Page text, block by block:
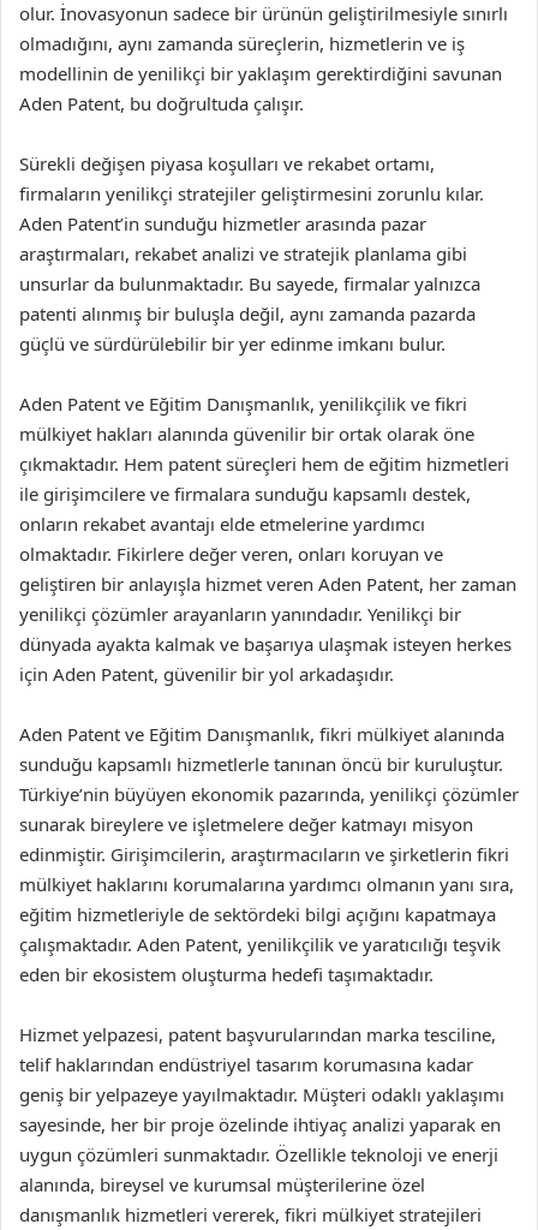
olur. İnovasyonun sadece bir ürünün geliştirilmesiyle sınırlı
olmadığını, aynı zamanda süreçlerin, hizmetlerin ve iş
modellinin de yenilikçi bir yaklaşım gerektirdiğini savunan
Aden Patent, bu doğrultuda çalışır.
Sürekli değişen piyasa koşulları ve rekabet ortamı,
firmaların yenilikçi stratejiler geliştirmesini zorunlu kılar.
Aden Patent’in sunduğu hizmetler arasında pazar
araştırmaları, rekabet analizi ve stratejik planlama gibi
unsurlar da bulunmaktadır. Bu sayede, firmalar yalnızca
patenti alınmış bir buluşla değil, aynı zamanda pazarda
güçlü ve sürdürülebilir bir yer edinme imkanı bulur.
Aden Patent ve Eğitim Danışmanlık, yenilikçilik ve fikri
mülkiyet hakları alanında güvenilir bir ortak olarak öne
çıkmaktadır. Hem patent süreçleri hem de eğitim hizmetleri
ile girişimcilere ve firmalara sunduğu kapsamlı destek,
onların rekabet avantajı elde etmelerine yardımcı
olmaktadır. Fikirlere değer veren, onları koruyan ve
geliştiren bir anlayışla hizmet veren Aden Patent, her zaman
yenilikçi çözümler arayanların yanındadır. Yenilikçi bir
dünyada ayakta kalmak ve başarıya ulaşmak isteyen herkes
için Aden Patent, güvenilir bir yol arkadaşıdır.
Aden Patent ve Eğitim Danışmanlık, fikri mülkiyet alanında
sunduğu kapsamlı hizmetlerle tanınan öncü bir kuruluştur.
Türkiye’nin büyüyen ekonomik pazarında, yenilikçi çözümler
sunarak bireylere ve işletmelere değer katmayı misyon
edinmiştir. Girişimcilerin, araştırmacıların ve şirketlerin fikri
mülkiyet haklarını korumalarına yardımcı olmanın yanı sıra,
eğitim hizmetleriyle de sektördeki bilgi açığını kapatmaya
çalışmaktadır. Aden Patent, yenilikçilik ve yaratıcılığı teşvik
eden bir ekosistem oluşturma hedefi taşımaktadır.
Hizmet yelpazesi, patent başvurularından marka tesciline,
telif haklarından endüstriyel tasarım korumasına kadar
geniş bir yelpazeye yayılmaktadır. Müşteri odaklı yaklaşımı
sayesinde, her bir proje özelinde ihtiyaç analizi yaparak en
uygun çözümleri sunmaktadır. Özellikle teknoloji ve enerji
alanında, bireysel ve kurumsal müşterilerine özel
danışmanlık hizmetleri vererek, fikri mülkiyet stratejileri